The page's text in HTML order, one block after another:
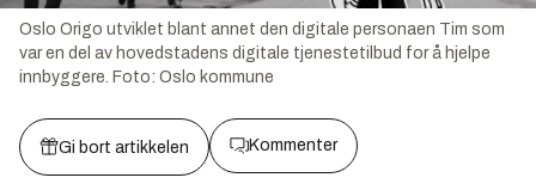
Oslo Origo utviklet blant annet den digitale personaen Tim som
var en del av hovedstadens digitale tjenestetilbud for å hjelpe
innbyggere. Foto: Oslo kommune
Gi bort artikkelen Kommenter